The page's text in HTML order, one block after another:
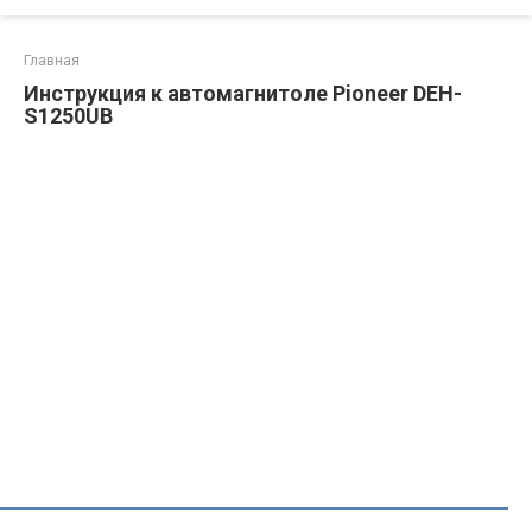
Главная
Инструкция к автомагнитоле Pioneer DEH-
S1250UB